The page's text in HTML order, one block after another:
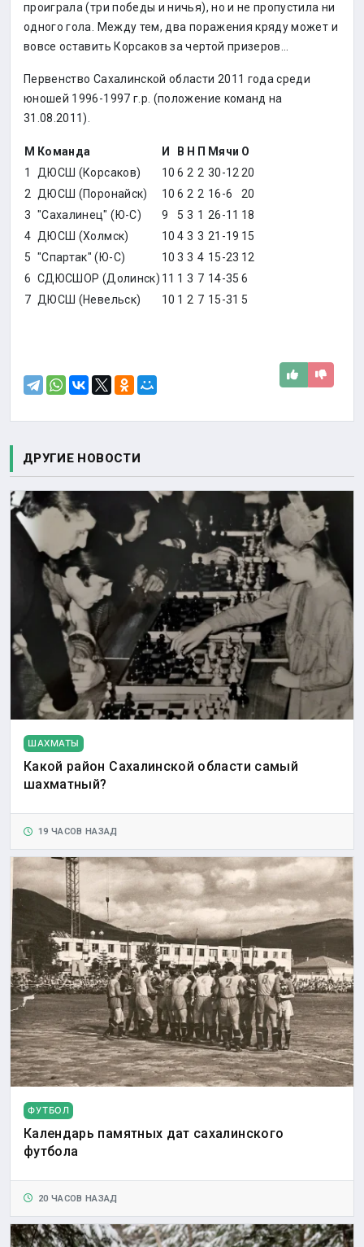
проиграла (три победы и ничья), но и не пропустила ни
одного гола. Между тем, два поражения кряду может и
вовсе оставить Корсаков за чертой призеров…
Первенство Сахалинской области 2011 года среди
юношей 1996-1997 г.р. (положение команд на
31.08.2011).
М Команда И В Н П Мячи О
1
ДЮСШ (Корсаков) 10 6 2 2 30-12 20
2
ДЮСШ (Поронайск) 10 6 2 2 16-6
20
3 "Сахалинец" (Ю-С) 9 5 3 1 26-11 18
4 ДЮСШ (Холмск) 10 4 3 3 21-19 15
5 "Спартак" (Ю-С) 10 3 3 4 15-23 12
6 СДЮСШОР (Долинск) 11 1 3 7 14-35 6
7 ДЮСШ (Невельск) 10 1 2 7 15-31 5
ДРУГИЕ НОВОСТИ
ШАХМАТЫ
Какой район Сахалинской области самый
шахматный?
19 ЧАСОВ НАЗАД
ФУТБОЛ
Календарь памятных дат сахалинского
футбола
20 ЧАСОВ НАЗАД